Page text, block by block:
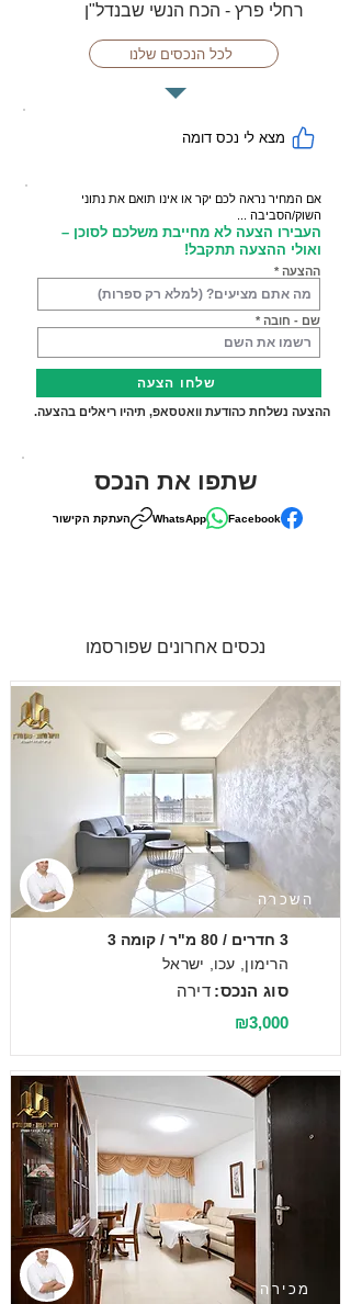
רחלי פרץ - הכח הנשי שבנדל"ן
לכל הנכסים שלנו
מצא לי נכס דומה
אם המחיר נראה לכם יקר או אינו תואם את נתוני
השוק/הסביבה ...
העבירו הצעה לא מחייבת משלכם לסוכן –
ואולי ההצעה תתקבל!
ההצעה
שם - חובה
שלחו הצעה
ההצעה נשלחת כהודעת וואטסאפ, תיהיו ריאלים בהצעה.
שתפו את הנכס
Facebook
WhatsApp העתקת הקישור
נכסים אחרונים שפורסמו
השכרה
3 חדרים / 80 מ"ר / קומה 3
הרימון, עכו, ישראל
דירה סוג הנכס:
₪3,000
מכירה